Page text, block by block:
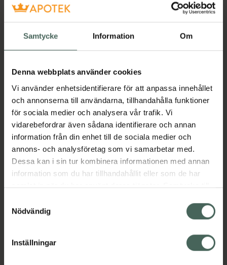
Samtycke Information Om
Denna webbplats använder cookies
Vi använder enhetsidentifierare för att anpassa innehållet
och annonserna till användarna, tillhandahålla funktioner
för sociala medier och analysera vår trafik. Vi
vidarebefordrar även sådana identifierare och annan
information från din enhet till de sociala medier och
annons- och analysföretag som vi samarbetar med.
Dessa kan i sin tur kombinera informationen med annan
information som du har tillhandahållit eller som de har
samlat in när du har använt deras tjänster. Samtycke till
återkalla ditt samtycke via webbplatsens
cookieinställningar. Ett återkallat samtycke påverkar inte
lagligheten av behandling som skett innan återkallelsen.
Nödvändig
Inställningar
Köp via ditt recept
Aktuella erbjudanden
Beskrivning Dölj
Läs alltid bipacksedeln innan
användning.
EAN:07046261793681
Bipacksedel från FASS Visa